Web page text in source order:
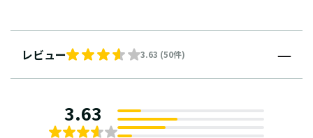
レビュー 3.63 (50件)
3.63